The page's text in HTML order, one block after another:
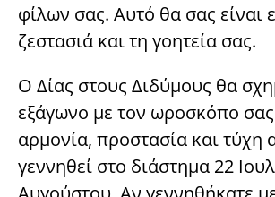
φίλων σας. Αυτό θα σας είναι
ζεστασιά και τη γοητεία σας.
Ο Δίας στους Διδύμους θα
εξάγωνο με τον ωροσκόπο
αρμονία, προστασία και τύχη
γεννηθεί στο διάστημα 22